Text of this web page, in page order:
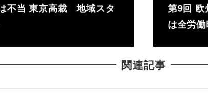
不当 東京高裁 地域スタ
第9回 欧
は全労
関連記事